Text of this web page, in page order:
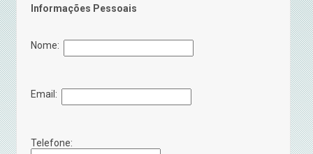
Informações Pessoais
Nome:
Email:
Telefone: